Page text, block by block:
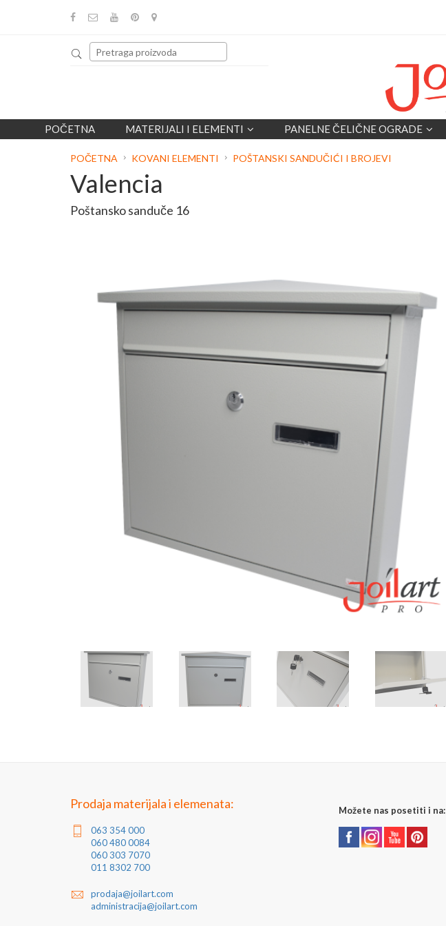
POČETNA MATERIJALI I ELEMENTI PANELNE ČELIČNE OGRADE
POČETNA KOVANI ELEMENTI POŠTANSKI SANDUČIĆI I BROJEVI
Valencia
Poštansko sanduče 16
Prodaja materijala i elemenata:
063 354 000
060 480 0084
060 303 7070
011 8302 700
prodaja@joilart.com
administracija@joilart.com
Možete nas posetiti i na: